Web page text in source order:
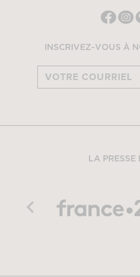
INSCRIVEZ-VOUS À
LA PRESSE